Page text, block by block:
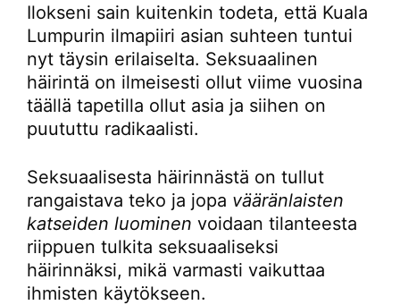
Ilokseni sain kuitenkin todeta, että Kuala
Lumpurin ilmapiiri asian suhteen tuntui
nyt täysin erilaiselta. Seksuaalinen
häirintä on ilmeisesti ollut viime vuosina
täällä tapetilla ollut asia ja siihen on
puututtu radikaalisti.
Seksuaalisesta häirinnästä on tullut
rangaistava teko ja jopa vääränlaisten
katseiden luominen voidaan tilanteesta
riippuen tulkita seksuaaliseksi
häirinnäksi, mikä varmasti vaikuttaa
ihmisten käytökseen.